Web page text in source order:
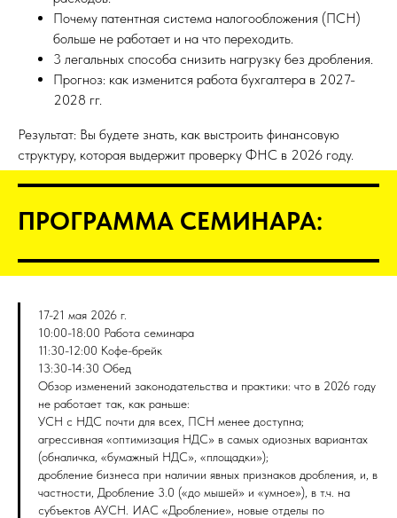
Почему патентная система налогообложения (ПСН)
больше не работает и на что переходить.
3 легальных способа снизить нагрузку без дробления.
Прогноз: как изменится работа бухгалтера в 2027-
2028 гг.
Результат: Вы будете знать, как выстроить финансовую
структуру, которая выдержит проверку ФНС в 2026 году.
ПРОГРАММА СЕМИНАРА:
17-21 мая 2026 г.
10:00-18:00 Работа семинара
11:30-12:00 Кофе-брейк
13:30-14:30 Обед
Обзор изменений законодательства и практики: что в 2026 году
не работает так, как раньше:
УСН с НДС почти для всех, ПСН менее доступна;
агрессивная «оптимизация НДС» в самых одиозных вариантах
(обналичка, «бумажный НДС», «площадки»);
дробление бизнеса при наличии явных признаков дробления, и, в
частности, Дробление 3.0 («до мышей» и «умное»), в т.ч. на
субъектов АУСН. ИАС «Дробление», новые отделы по